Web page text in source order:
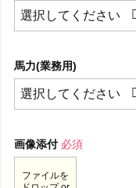
馬力(業務用)
画像添付 必須
ファイルを